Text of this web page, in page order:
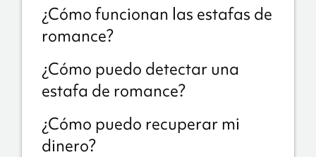
¿Cómo funcionan las estafas de
romance?
¿Cómo puedo detectar una
estafa de romance?
¿Cómo puedo recuperar mi
dinero?